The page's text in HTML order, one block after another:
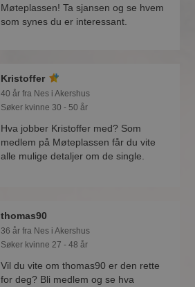
Møteplassen! Ta sjansen og se hvem
som synes du er interessant.
Kristoffer
40 år fra Nes i Akershus
Søker kvinne 30 - 50 år
Hva jobber Kristoffer med? Som
medlem på Møteplassen får du vite
alle mulige detaljer om de single.
thomas90
36 år fra Nes i Akershus
Søker kvinne 27 - 48 år
Vil du vite om thomas90 er den rette
for deg? Bli medlem og se hva